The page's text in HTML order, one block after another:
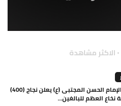
الاكثر مشاهدة
مستشفى الإمام الحسن المجتبى (ع) يعلن نجاح (400)
نخاع العظم للبالغين...